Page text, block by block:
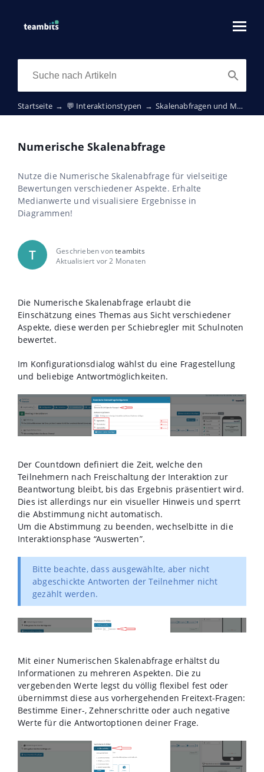
Startseite → 💬 Interaktionstypen → Skalenabfragen und Matrizen
Numerische Skalenabfrage
Nutze die Numerische Skalenabfrage für vielseitige
Bewertungen verschiedener Aspekte. Erhalte
Medianwerte und visualisiere Ergebnisse in
Diagrammen!
T Geschrieben vonteambits
Aktualisiert vor 2 Monaten
Die Numerische Skalenabfrage erlaubt die
Einschätzung eines Themas aus Sicht verschiedener
Aspekte, diese werden per Schiebregler mit Schulnoten
bewertet.
Im Konfigurationsdialog wählst du eine Fragestellung
und beliebige Antwortmöglichkeiten.
Der Countdown definiert die Zeit, welche den
Teilnehmern nach Freischaltung der Interaktion zur
Beantwortung bleibt, bis das Ergebnis präsentiert wird.
Dies ist allerdings nur ein visueller Hinweis und sperrt
die Abstimmung nicht automatisch.
Um die Abstimmung zu beenden, wechselbitte in die
Interaktionsphase “Auswerten”.
Bitte beachte, dass ausgewählte, aber nicht
abgeschickte Antworten der Teilnehmer nicht
gezählt werden.
Mit einer Numerischen Skalenabfrage erhältst du
Informationen zu mehreren Aspekten. Die zu
vergebenden Werte legst du völlig flexibel fest oder
übernimmst diese aus vorhergehenden Freitext-Fragen:
Bestimme Einer-, Zehnerschritte oder auch negative
Werte für die Antwortoptionen deiner Frage.